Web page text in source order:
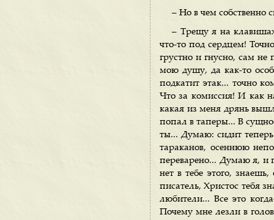
– Но в чем собственно
– Трещу я на
что-то под сердцем!
грустно и гнусно, сам
мою душу, да как-то
подкатит этак... точно
Что за комиссия! И как
какая из меня дрянь
попал в таперы... В
ты... Думаю: сидит
тараканов, осеннюю
переварено... Думаю я, и
нет в тебе этого,
писатель, Христос тебя
любители... Все это
Почему мне лезли в